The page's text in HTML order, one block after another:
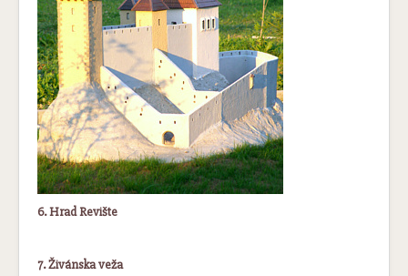
6. Hrad Revište
7. Živánska veža